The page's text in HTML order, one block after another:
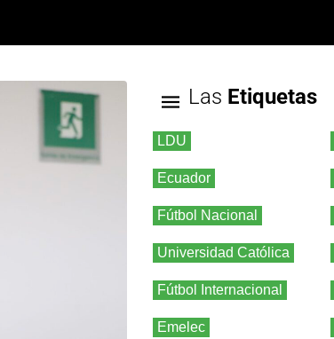
Las Etiquetas
LDU
Ecuador
Fútbol Nacional
Universidad Católica
Fútbol Internacional
Emelec